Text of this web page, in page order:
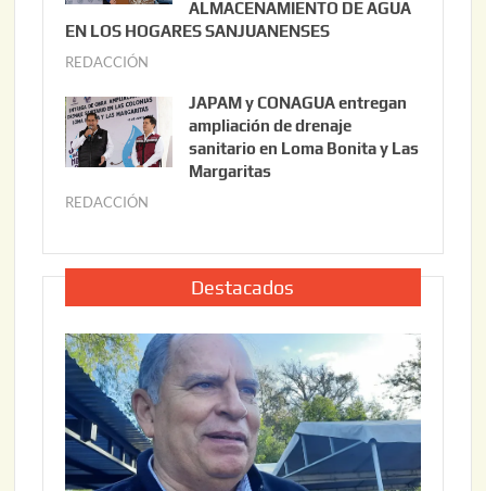
0
o
2
2
0
ALMACENAMIENTO DE AGUA
EN LOS HOGARES SANJUANENSES
REDACCIÓN
l
i
o
,
0
2
6
JAPAM y CONAGUA entregan
ampliación de drenaje
sanitario en Loma Bonita y Las
Margaritas
REDACCIÓN
l
o
2
2
,
2
Destacados